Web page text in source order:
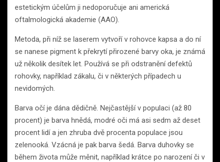
estetickým účelům ji nedoporučuje ani americká
oftalmologická akademie (AAO).
Metoda, při níž se laserem vytvoří v rohovce kapsa a do ní
se nanese pigment k překrytí přirozené barvy oka, je známá
už několik desítek let. Používá se při odstranění defektů
rohovky, například zákalu, či v některých případech u
nevidomých.
Barva očí je dána dědičně. Nejčastější v populaci (až 80
procent) je barva hnědá, modré oči má asi sedm až deset
procent lidí a jen zhruba dvě procenta populace jsou
zelenooká. Vzácná je pak barva šedá. Barva duhovky se
během života může měnit, například krátce po narození či v